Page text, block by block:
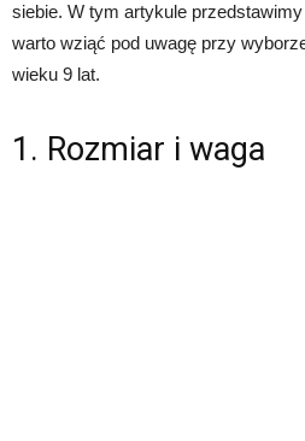
siebie. W tym artykule
warto wziąć pod uwagę przy
wieku 9 lat.
1. Rozmiar i waga